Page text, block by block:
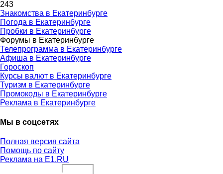
243
Знакомства в Екатеринбурге
Погода в Екатеринбурге
Пробки в Екатеринбурге
Форумы в Екатеринбурге
Телепрограмма в Екатеринбурге
Афиша в Екатеринбурге
Гороскоп
Курсы валют в Екатеринбурге
Туризм в Екатеринбурге
Промокоды в Екатеринбурге
Реклама в Екатеринбурге
Мы в соцсетях
Полная версия сайта
Помощь по сайту
Реклама на E1.RU